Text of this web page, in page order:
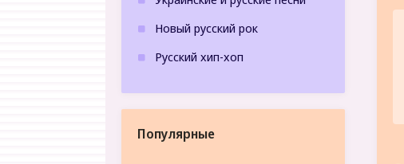
Новый русский рок
Русский хип-хоп
Популярные